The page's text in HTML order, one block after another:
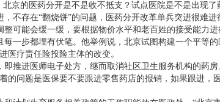
京的医药分开是不是收不抵支？试点医院是不是出现
不存在“翻烧饼”的问题，医药分开改革单兵突进很难
可能会缓一缓，要根据物价水平和老百姓的接受能力进
一步都埋有伏笔。他举例说，北京试图构建一个平等
医疗责任险投险主体的改变。
推进医师电子处方，继而取消社区卫生服务机构的药
的问题是医保要不要跟进零售药店的报销，如果跟进